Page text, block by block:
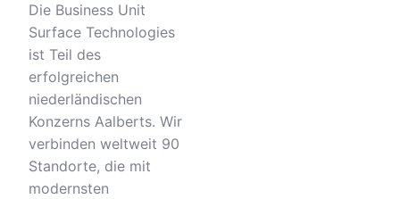
Die Business Unit
Surface Technologies
ist Teil des
erfolgreichen
niederländischen
Konzerns Aalberts. Wir
verbinden weltweit 90
Standorte, die mit
modernsten